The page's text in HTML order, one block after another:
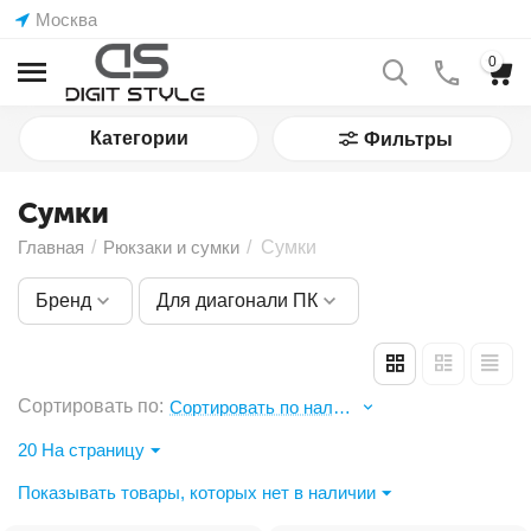
Москва
0
Категории Фильтры
Сумки
Главная / Рюкзаки и сумки / Сумки
Бренд Для диагонали ПК
Сортировать по: Сортировать по наличию: по убыванию
20 На страницу
Показывать товары, которых нет в наличии